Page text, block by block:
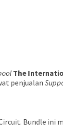
The
penjualan
Bundle ini